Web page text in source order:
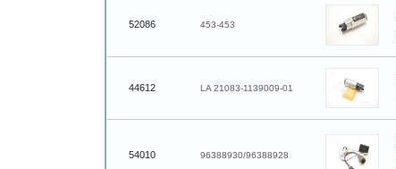
52086 453-453
44612 LA 21083-1139009-01
54010 96388930/96388928